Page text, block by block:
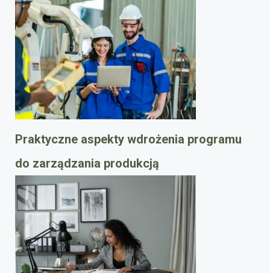
Praktyczne aspekty wdrożenia programu
do zarządzania produkcją